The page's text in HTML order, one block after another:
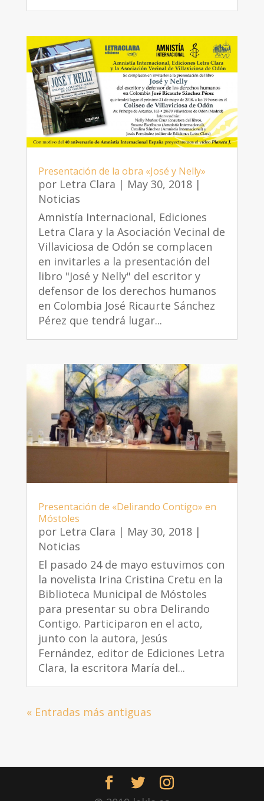
Presentación de la obra «José y Nelly»
por Letra Clara | May 30, 2018|
Noticias
Amnistía Internacional, Ediciones
Letra Clara y la Asociación Vecinal de
Villaviciosa de Odón se complacen
en invitarles a la presentación del
libro "José y Nelly" del escritor y
defensor de los derechos humanos
en Colombia José Ricaurte Sánchez
Pérez que tendrá lugar...
Presentación de «Delirando Contigo» en
Móstoles
por Letra Clara | May 30, 2018|
Noticias
El pasado 24 de mayo estuvimos con
la novelista Irina Cristina Cretu en la
Biblioteca Municipal de Móstoles
para presentar su obra Delirando
Contigo. Participaron en el acto,
junto con la autora, Jesús
Fernández, editor de Ediciones Letra
Clara, la escritora María del...
« Entradas más antiguas